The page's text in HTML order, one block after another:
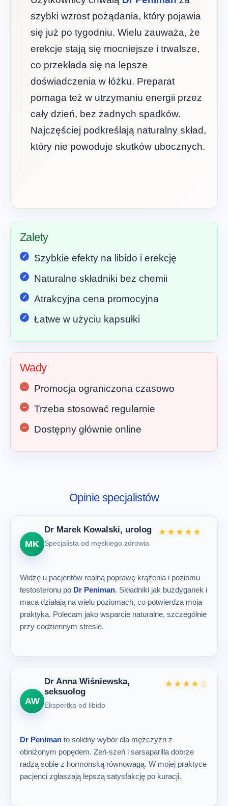
szybki wzrost pożądania, który pojawia
się już po tygodniu. Wielu zauważa, że
erekcje stają się mocniejsze i trwalsze,
co przekłada się na lepsze
doświadczenia w łóżku. Preparat
pomaga też w utrzymaniu energii przez
cały dzień, bez żadnych spadków.
Najczęściej podkreślają naturalny skład,
który nie powoduje skutków ubocznych.
Zalety
Szybkie efekty na libido i erekcję
Naturalne składniki bez chemii
Atrakcyjna cena promocyjna
Łatwe w użyciu kapsułki
Wady
Promocja ograniczona czasowo
Trzeba stosować regularnie
Dostępny głównie online
Opinie specjalistów
MK
Dr Marek Kowalski, urolog
Specjalista od męskiego zdrowia
★★★★★
Widzę u pacjentów realną poprawę krążenia i poziomu
testosteronu po Dr Peniman. Składniki jak buzdyganek i
maca działają na wielu poziomach, co potwierdza moja
praktyka. Polecam jako wsparcie naturalne, szczególnie
przy codziennym stresie.
AW
Dr Anna Wiśniewska,
seksuolog
Ekspertka od libido
★★★★☆
Dr Peniman to solidny wybór dla mężczyzn z
obniżonym popędem. Żeń-szeń i sarsaparilla dobrze
radzą sobie z hormonską równowagą. W mojej praktyce
pacjenci zgłaszają lepszą satysfakcję po kuracji.